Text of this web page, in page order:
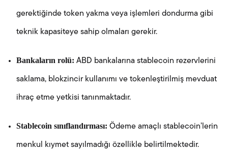
gerektiğinde token yakma veya işlemleri dondurma gibi
teknik kapasiteye sahip olmaları gerekir.
Bankaların rolü: ABD bankalarına stablecoin rezervlerini
saklama, blokzincir kullanımı ve tokenleştirilmiş mevduat
ihraç etme yetkisi tanınmaktadır.
Stablecoin sınıflandırması: Ödeme amaçlı stablecoin’lerin
menkul kıymet sayılmadığı özellikle belirtilmektedir.